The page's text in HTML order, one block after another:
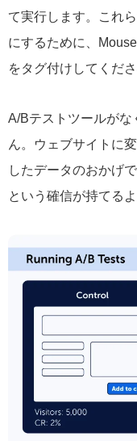
て実行します。これ
にするために、
をタグ付けしてくださ
A/Bテストツールが
ん。ウェブサイトに
したデータのおかげ
という確信が持てる